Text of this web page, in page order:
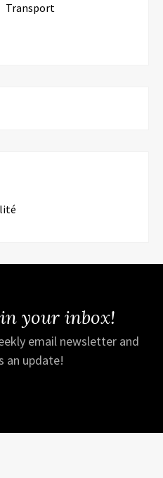
Transport
your inbox!
email newsletter and
an update!